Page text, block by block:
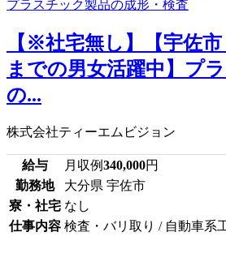
【※社宅無し】【宇佐市
までの男女活躍中】プ
の...
株式会社ティーエムビジョン
給与 月収例340,000円
勤務地
大分県 宇佐市
寮・社宅 なし
仕事内容 検査・バリ取り / 自動車系